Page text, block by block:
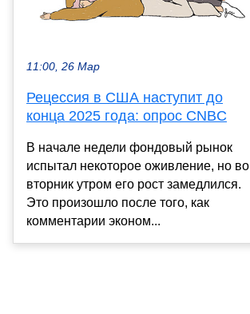
11:00, 26 Мар
Рецессия в США наступит до
конца 2025 года: опрос CNBC
В начале недели фондовый рынок
испытал некоторое оживление, но во
вторник утром его рост замедлился.
Это произошло после того, как
комментарии эконом...